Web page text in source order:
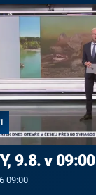
9.8. v 09:00
09:00